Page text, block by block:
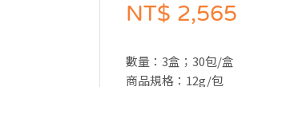
NT$ 2,565
數量：3盒；30包/盒
商品規格：12g/包